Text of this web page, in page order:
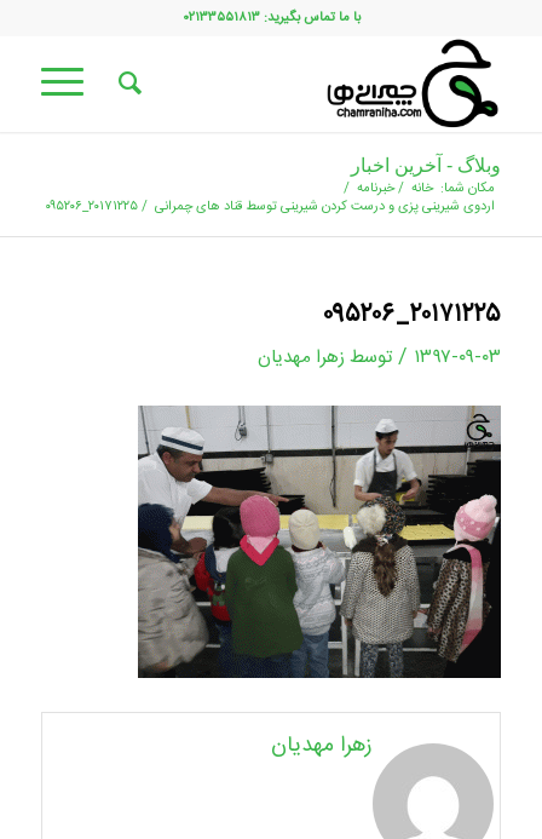
با ما تماس بگیرید: ۰۲۱۳۳۵۵۱۸۱۳
وبلاگ - آخرین اخبار
مکان شما: خانه /خبرنامه /
اردوی شیرینی پزی و درست کردن شیرینی توسط قناد های چمرانی /۲۰۱۷۱۲۲۵_۰۹۵۲۰۶
۲۰۱۷۱۲۲۵_۰۹۵۲۰۶
۱۳۹۷-۰۹-۰۳ / توسط زهرا مهدیان
زهرا مهدیان